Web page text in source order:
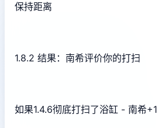
保持距离
1.8.2 结果：南希评价你的打扫
如果1.4.6彻底打扫了浴缸 - 南希+1